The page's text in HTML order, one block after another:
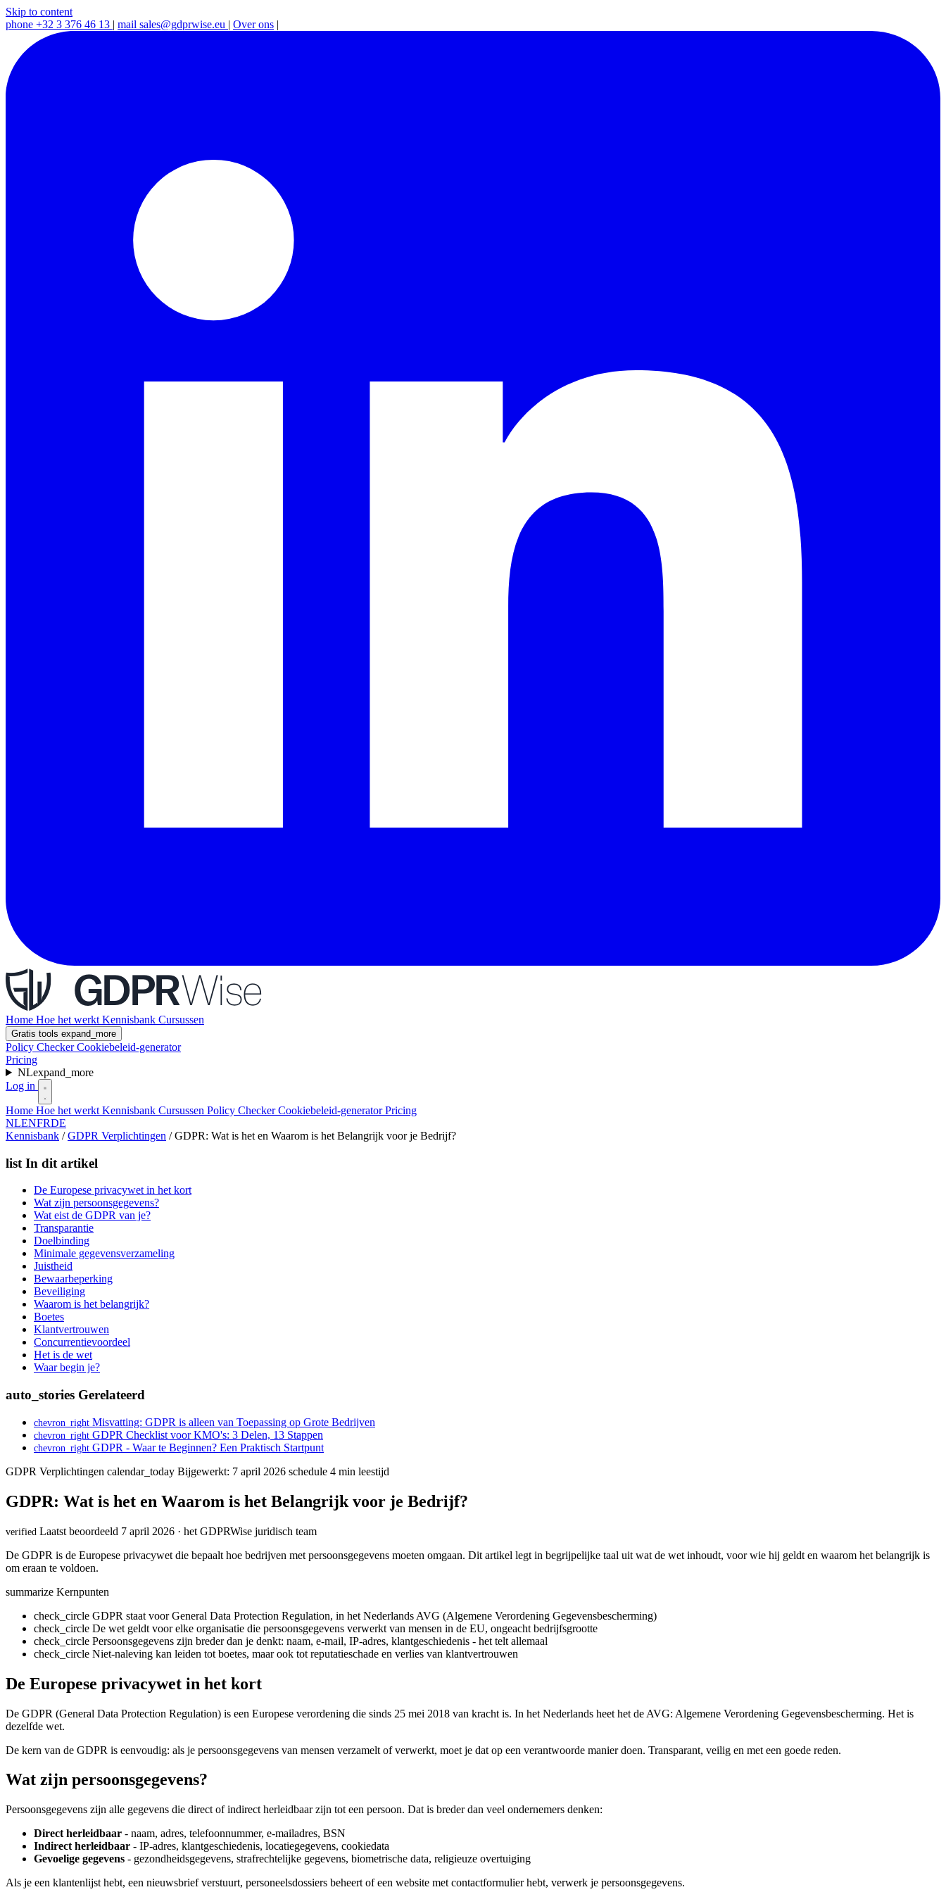
Skip to content
phone +32 3 376 46 13 | mail sales@gdprwise.eu | Over ons |
Home Hoe het werkt Kennisbank Cursussen
Gratis tools expand_more
Policy CheckerCookiebeleid-generator
Pricing
NLexpand_more
Log in
Home Hoe het werkt Kennisbank Cursussen Policy CheckerCookiebeleid-generatorPricing
NLENFRDE
Kennisbank / GDPR Verplichtingen / GDPR: Wat is het en Waarom is het Belangrijk voor je Bedrijf?
list In dit artikel
De Europese privacywet in het kort
Wat zijn persoonsgegevens?
Wat eist de GDPR van je?
Transparantie
Doelbinding
Minimale gegevensverzameling
Juistheid
Bewaarbeperking
Beveiliging
Waarom is het belangrijk?
Boetes
Klantvertrouwen
Concurrentievoordeel
Het is de wet
Waar begin je?
auto_stories Gerelateerd
chevron_right Misvatting: GDPR is alleen van Toepassing op Grote Bedrijven
chevron_right GDPR Checklist voor KMO's: 3 Delen, 13 Stappen
chevron_right GDPR - Waar te Beginnen? Een Praktisch Startpunt
GDPR Verplichtingen calendar_today Bijgewerkt: 7 april 2026 schedule 4 min leestijd
GDPR: Wat is het en Waarom is het Belangrijk voor je Bedrijf?
verified Laatst beoordeeld 7 april 2026 · het GDPRWise juridisch team
De GDPR is de Europese privacywet die bepaalt hoe bedrijven met persoonsgegevens moeten omgaan. Dit artikel legt in begrijpelijke taal uit wat de wet inhoudt, voor wie hij geldt en waarom het belangrijk is
om eraan te voldoen.
summarize Kernpunten
check_circle GDPR staat voor General Data Protection Regulation, in het Nederlands AVG (Algemene Verordening Gegevensbescherming)
check_circle De wet geldt voor elke organisatie die persoonsgegevens verwerkt van mensen in de EU, ongeacht bedrijfsgrootte
check_circle Persoonsgegevens zijn breder dan je denkt: naam, e-mail, IP-adres, klantgeschiedenis - het telt allemaal
check_circle Niet-naleving kan leiden tot boetes, maar ook tot reputatieschade en verlies van klantvertrouwen
De Europese privacywet in het kort
De GDPR (General Data Protection Regulation) is een Europese verordening die sinds 25 mei 2018 van kracht is. In het Nederlands heet het de AVG: Algemene Verordening Gegevensbescherming. Het is
dezelfde wet.
De kern van de GDPR is eenvoudig: als je persoonsgegevens van mensen verzamelt of verwerkt, moet je dat op een verantwoorde manier doen. Transparant, veilig en met een goede reden.
Wat zijn persoonsgegevens?
Persoonsgegevens zijn alle gegevens die direct of indirect herleidbaar zijn tot een persoon. Dat is breder dan veel ondernemers denken:
Direct herleidbaar - naam, adres, telefoonnummer, e-mailadres, BSN
Indirect herleidbaar - IP-adres, klantgeschiedenis, locatiegegevens, cookiedata
Gevoelige gegevens - gezondheidsgegevens, strafrechtelijke gegevens, biometrische data, religieuze overtuiging
Als je een klantenlijst hebt, een nieuwsbrief verstuurt, personeelsdossiers beheert of een website met contactformulier hebt, verwerk je persoonsgegevens.